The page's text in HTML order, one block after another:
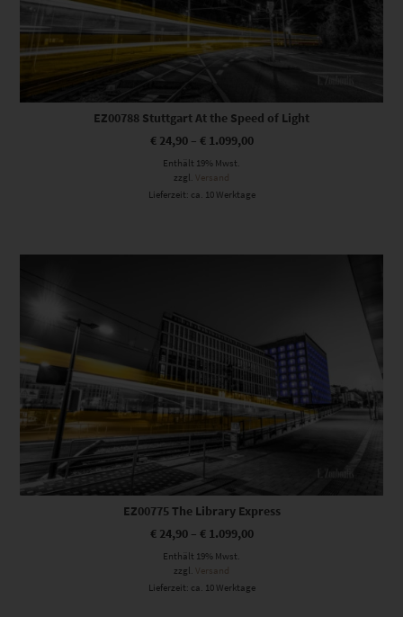
EZ00788 Stuttgart At the Speed of Light
€24,90– €1.099,00
Enthält 19% Mwst.
zzgl.
Versand
Lieferzeit: ca. 10 Werktage
Dieses Produkt weist mehrere Varianten auf. Die Optionen können auf der Produktseite gewählt werden
EZ00775 The Library Express
€24,90– €1.099,00
Enthält 19% Mwst.
zzgl. Versand
Lieferzeit: ca. 10 Werktage